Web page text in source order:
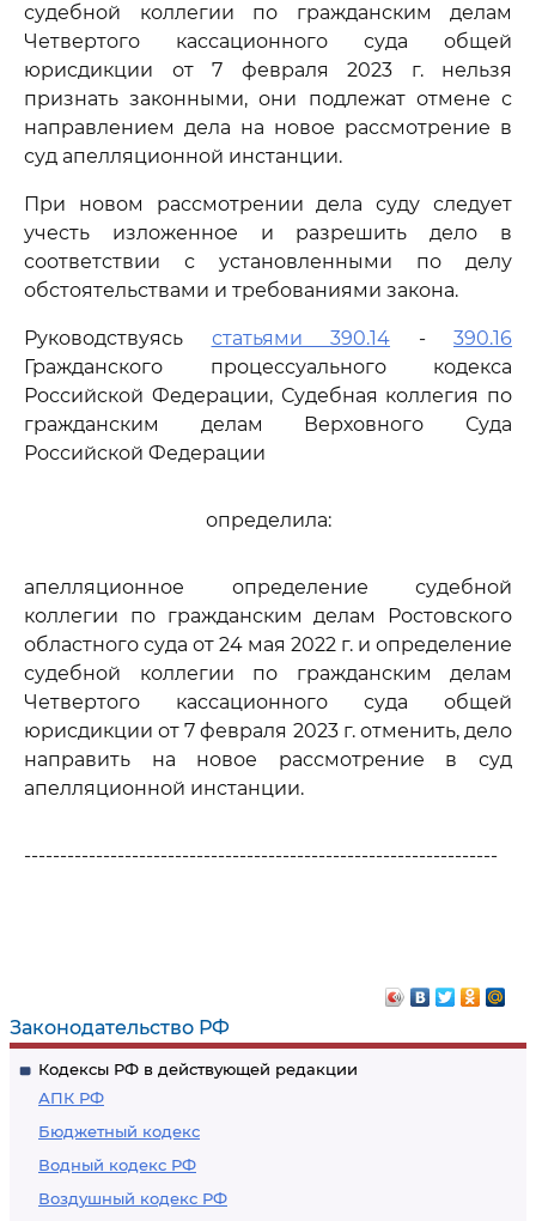
Законодательство РФ
Кодексы РФ в действующей редакции
АПК РФ
Бюджетный кодекс
Водный кодекс РФ
Воздушный кодекс РФ
судебной коллегии по гражданским делам
Четвертого кассационного суда общей
юрисдикции от 7 февраля 2023 г. нельзя
признать законными, они подлежат отмене с
направлением дела на новое рассмотрение в
суд апелляционной инстанции.
При новом рассмотрении дела суду следует
учесть изложенное и разрешить дело в
соответствии с установленными по делу
обстоятельствами и требованиями закона.
Руководствуясь статьями 390.14 - 390.16
Гражданского процессуального кодекса
Российской Федерации, Судебная коллегия по
гражданским делам Верховного Суда
Российской Федерации
определила:
апелляционное определение судебной
коллегии по гражданским делам Ростовского
областного суда от 24 мая 2022 г. и определение
судебной коллегии по гражданским делам
Четвертого кассационного суда общей
юрисдикции от 7 февраля 2023 г. отменить, дело
направить на новое рассмотрение в суд
апелляционной инстанции.
------------------------------------------------------------------